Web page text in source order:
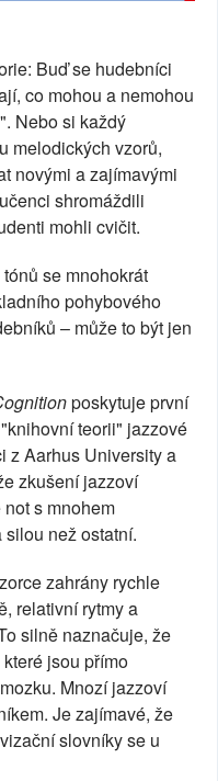
Buď se hudebníci
co mohou a nemohou
Nebo si každý
melodických vzorů,
novými a zajímavými
shromáždili
mohli cvičit.
se mnohokrát
pohybového
– může to být jen
poskytuje první
teorii" jazzové
z Aarhus University a
zkušení jazzoví
s mnohem
než ostatní.
zahrány rychle
relativní rytmy a
silně naznačuje, že
jsou přímo
Mnozí jazzoví
Je zajímavé, že
slovníky se u